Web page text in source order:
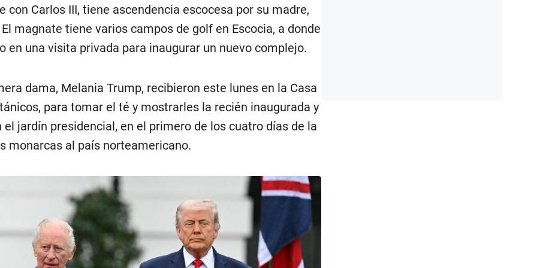
con Carlos III, tiene ascendencia escocesa por su madre,
magnate tiene varios campos de golf en Escocia, a donde
en una visita privada para inaugurar un nuevo complejo.
dama, Melania Trump, recibieron este lunes en la Casa
para tomar el té y mostrarles la recién inaugurada y
jardín presidencial, en el primero de los cuatro días de la
monarcas al país norteamericano.